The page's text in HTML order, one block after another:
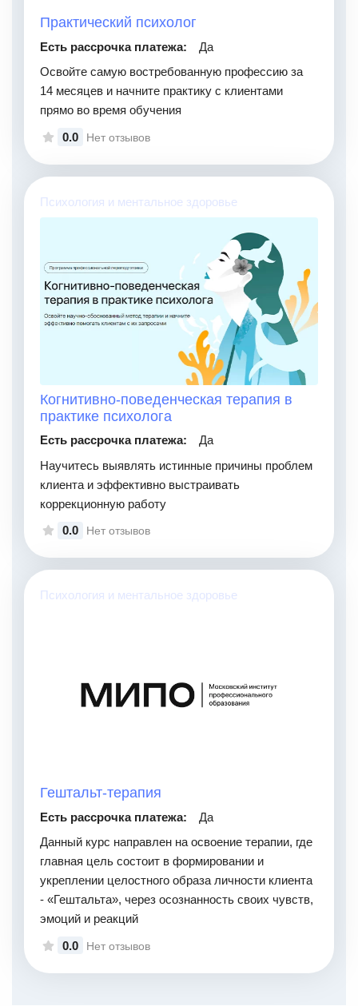
Практический психолог
Есть рассрочка платежа:
Да
Освойте самую востребованную профессию за
14 месяцев и начните практику с клиентами
прямо во время обучения
0.0
Нет отзывов
Психология и ментальное здоровье
Когнитивно-поведенческая терапия в
практике психолога
Есть рассрочка платежа:
Да
Научитесь выявлять истинные причины проблем
клиента и эффективно выстраивать
коррекционную работу
0.0
Нет отзывов
Психология и ментальное здоровье
Гештальт-терапия
Есть рассрочка платежа:
Да
Данный курс направлен на освоение терапии, где
главная цель состоит в формировании и
укреплении целостного образа личности клиента
- «Гештальта», через осознанность своих чувств,
эмоций и реакций
0.0
Нет отзывов